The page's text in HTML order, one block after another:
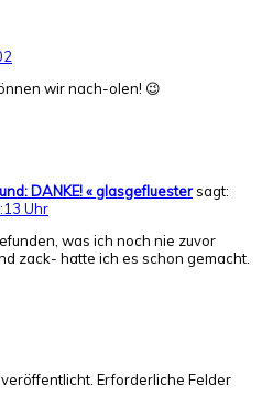
wir nach-olen! 😉
DANKE! « glasgefluestersagt:
Uhr
was ich noch nie zuvor
zack- hatte ich es schon gemacht.
Erforderliche Felder